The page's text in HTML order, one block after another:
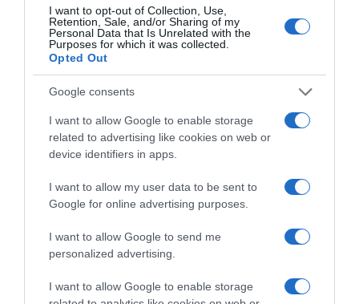
I want to opt-out of Collection, Use,
Retention, Sale, and/or Sharing of my
Personal Data that Is Unrelated with the
Purposes for which it was collected.
Opted Out
Google consents
I want to allow Google to enable storage
related to advertising like cookies on web or
device identifiers in apps.
I want to allow my user data to be sent to
Google for online advertising purposes.
I want to allow Google to send me
personalized advertising.
I want to allow Google to enable storage
Σίντνεϊ Τάουλ – Kατέγραφε τη ζωή της με
τον καρκίνο
Ακολούθησε το debater.gr στο
Google News
Share Tweet
AKYLAS EUROVISION EUROVISION 2026